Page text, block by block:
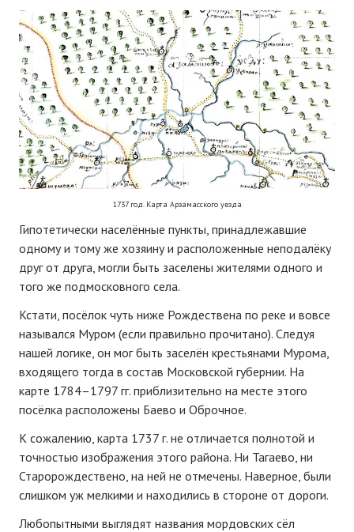
1737 год. Карта Арзамасского уезда
Гипотетически населённые пункты, принадлежавшие
одному и тому же хозяину и расположенные неподалёку
друг от друга, могли быть заселены жителями одного и
того же подмосковного села.
Кстати, посёлок чуть ниже Рождествена по реке и вовсе
назывался Муром (если правильно прочитано). Следуя
нашей логике, он мог быть заселён крестьянами Мурома,
входящего тогда в состав Московской губернии. На
карте 1784–1797 гг. приблизительно на месте этого
посёлка расположены Баево и Оброчное.
К сожалению, карта 1737 г. не отличается полнотой и
точностью изображения этого района. Ни Тагаево, ни
Старорождествено, на ней не отмечены. Наверное, были
слишком уж мелкими и находились в стороне от дороги.
Любопытными выглядят названия мордовских сёл